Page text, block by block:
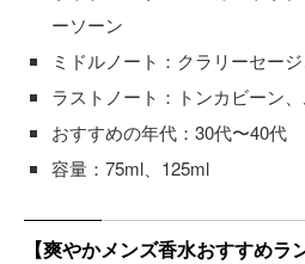
ーソーン
ミドルノート：クラリーセー
ラストノート：トンカビーン
おすすめの年代：30代〜40代
容量：75ml、125ml
【爽やかメンズ香水おすすめ